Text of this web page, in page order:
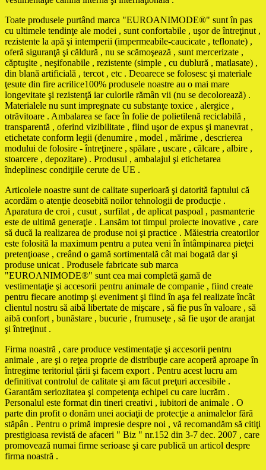
Toate produsele purtând marca "EUROANIMODE®" sunt în pas
cu ultimele tendinţe ale modei , sunt confortabile , uşor de întreţinut ,
rezistente la apă şi intemperii (impermeabile-caucicate , teflonate) ,
oferă siguranţă şi căldură , nu se scămoşează , sunt mercerizate ,
căptuşite , neşifonabile , rezistente (simple , cu dublură , matlasate) ,
din blană artificială , tercot , etc . Deoarece se folosesc şi materiale
ţesute din fire acrilice100% produsele noastre au o mai mare
longevitate şi rezistenţă iar culorile rămân vii (nu se decolorează) .
Materialele nu sunt impregnate cu substanţe toxice , alergice ,
otrăvitoare . Ambalarea se face în folie de polietilenă reciclabilă ,
transparentă , oferind vizibilitate , fiind uşor de expus şi manevrat ,
etichetate conform legii (denumire , model , mărime , descrierea
modului de folosire - întreţinere , spălare , uscare , călcare , albire ,
stoarcere , depozitare) . Produsul , ambalajul şi etichetarea
îndeplinesc condiţiile cerute de UE .
Articolele noastre sunt de calitate superioară şi datorită faptului că
acordăm o atenţie deosebită noilor tehnologii de producţie .
Aparatura de croi , cusut , surfilat , de aplicat paspoal , pasmanterie
este de ultimă generaţie . Lansăm tot timpul proiecte inovative , care
să ducă la realizarea de produse noi şi practice . Măiestria creatorilor
este folosită la maximum pentru a putea veni în întâmpinarea pieţei
pretenţioase , creând o gamă sortimentală cât mai bogată dar şi
produse unicat . Produsele fabricate sub marca
"EUROANIMODE®" sunt cea mai completă gamă de
vestimentaţie şi accesorii pentru animale de companie , fiind create
pentru fiecare anotimp şi eveniment şi fiind în aşa fel realizate încât
clientul nostru să aibă libertate de mişcare , să fie pus în valoare , să
aibă confort , bunăstare , bucurie , frumuseţe , să fie uşor de aranjat
şi întreţinut .
Firma noastră , care produce vestimentaţie şi accesorii pentru
animale , are şi o reţea proprie de distribuţie care acoperă aproape în
întregime teritoriul ţării şi facem export . Pentru acest lucru am
definitivat controlul de calitate şi am făcut preţuri accesibile .
Garantăm seriozitatea şi competenţa echipei cu care lucrăm .
Personalul este format din tineri creativi , iubitori de animale . O
parte din profit o donăm unei aociaţii de protecţie a animalelor fără
stăpân . Pentru o primă impresie despre noi , vă recomandăm să citiţi
prestigioasa revistă de afaceri " Biz " nr.152 din 3-7 dec. 2007 , care
promovează numai firme serioase şi care publică un articol despre
firma noastră .